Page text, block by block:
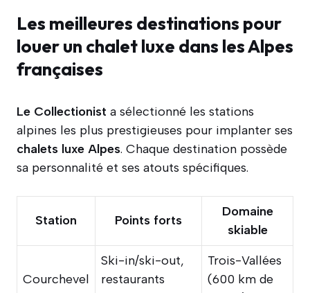
Les meilleures destinations pour
louer un chalet luxe dans les Alpes
françaises
Le Collectionist a sélectionné les stations
alpines les plus prestigieuses pour implanter ses
chalets luxe Alpes. Chaque destination possède
sa personnalité et ses atouts spécifiques.
Station Points forts
Domaine
skiable
Courchevel
Ski-in/ski-out,
restaurants
Trois-Vallées
(600 km de